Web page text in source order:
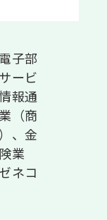
子部
ービ
報通
（商
、金
業
ネコ